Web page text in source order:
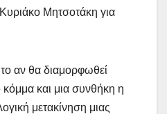
Μητσοτάκη για
αν θα διαμορφωθεί
κόμμα και μια συνθήκη η
μετακίνηση μιας